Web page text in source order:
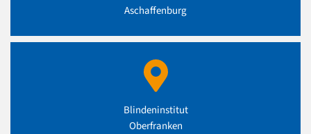
Aschaffenburg
Blindeninstitut
Oberfranken